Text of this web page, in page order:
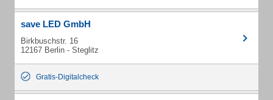
save LED GmbH
Birkbuschstr. 16
12167 Berlin - Steglitz
Gratis-Digitalcheck